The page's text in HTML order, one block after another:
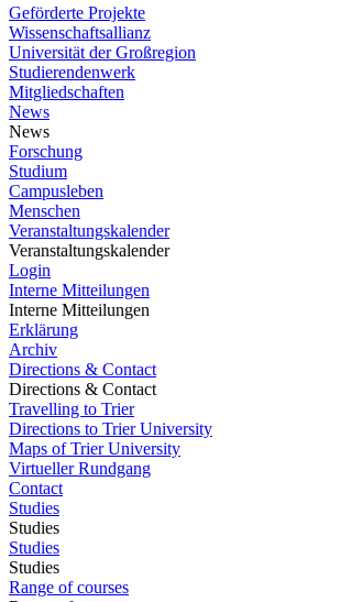
Geförderte Projekte
Wissenschaftsallianz
Universität der Großregion
Studierendenwerk
Mitgliedschaften
News
News
Forschung
Studium
Campusleben
Menschen
Veranstaltungskalender
Veranstaltungskalender
Login
Interne Mitteilungen
Interne Mitteilungen
Erklärung
Archiv
Directions & Contact
Directions & Contact
Travelling to Trier
Directions to Trier University
Maps of Trier University
Virtueller Rundgang
Contact
Studies
Studies
Studies
Studies
Range of courses